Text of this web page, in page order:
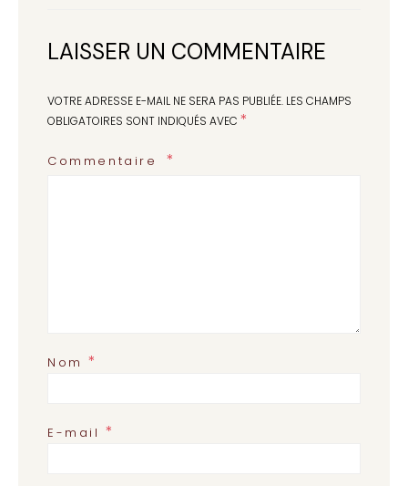
LAISSER UN COMMENTAIRE
VOTRE ADRESSE E-MAIL NE SERA PAS PUBLIÉE. LES CHAMPS
OBLIGATOIRES SONT INDIQUÉS AVEC *
Commentaire
Nom*
E-mail*